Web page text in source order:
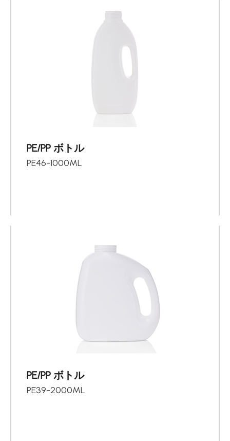
PE/PP ボトル
PE46-1000ML
PE/PP ボトル
PE39-2000ML